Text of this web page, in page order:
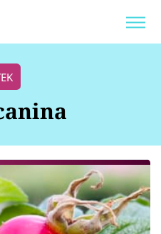
KVĚTINY